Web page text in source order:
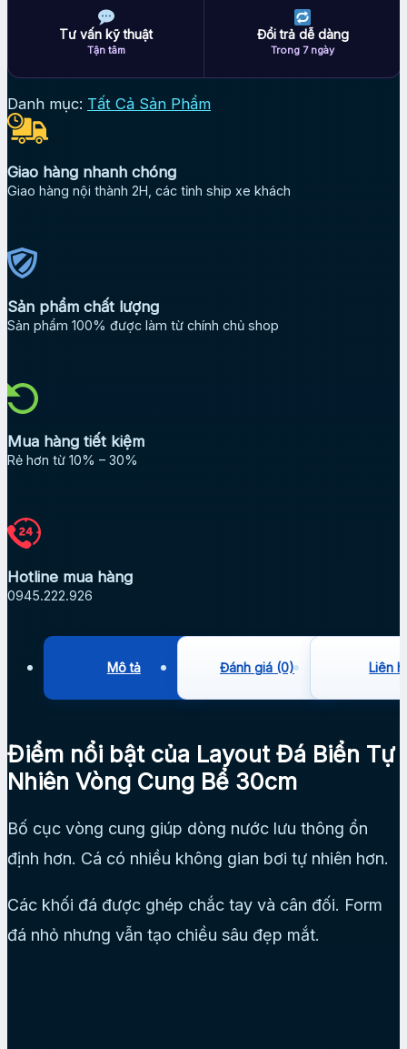
Tư vấn kỹ thuật
Tận tâm
Đổi trả dễ dàng
Trong 7 ngày
Danh mục: Tất Cả Sản Phẩm
Giao hàng nhanh chóng
Giao hàng nội thành 2H, các tỉnh ship xe khách
Sản phẩm chất lượng
Sản phẩm 100% được làm từ chính chủ shop
Mua hàng tiết kiệm
Rẻ hơn từ 10% – 30%
Hotline mua hàng
0945.222.926
Mô tả Đánh giá (0) Liên
Điểm nổi bật của Layout Đá Biển Tự
Nhiên Vòng Cung Bể 30cm
Bố cục vòng cung giúp dòng nước lưu thông ổn
định hơn. Cá có nhiều không gian bơi tự nhiên hơn.
Các khối đá được ghép chắc tay và cân đối. Form
đá nhỏ nhưng vẫn tạo chiều sâu đẹp mắt.